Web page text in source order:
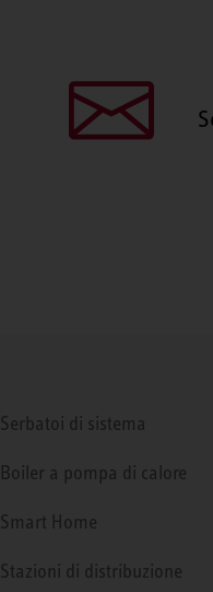
Serbatoi di sistema
Boiler a pompa di calore
Smart Home
Stazioni di distribuzione